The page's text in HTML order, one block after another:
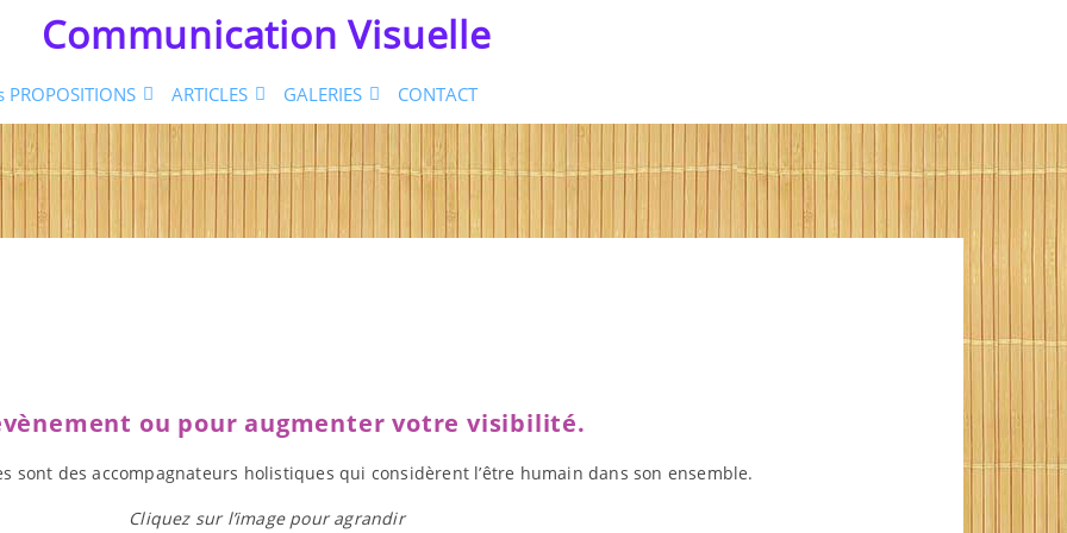
Communication Visuelle
PROPOSITIONS ARTICLES GALERIES CONTACT
ou pour augmenter votre visibilité.
sont des accompagnateurs holistiques qui considèrent l’être humain dans son ensemble.
Cliquez sur l’image pour agrandir